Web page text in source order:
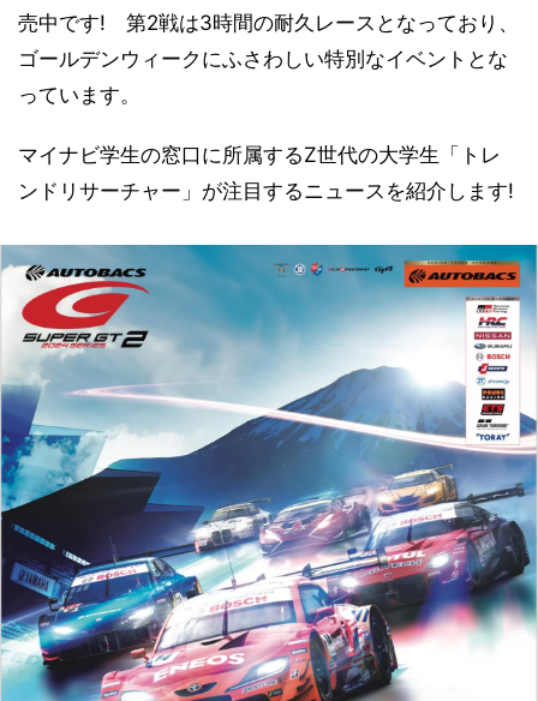
売中です! 第2戦は3時間の耐久レースとなっており、
ゴールデンウィークにふさわしい特別なイベントとな
っています。
マイナビ学生の窓口に所属するZ世代の大学生「トレ
ンドリサーチャー」が注目するニュースを紹介します!